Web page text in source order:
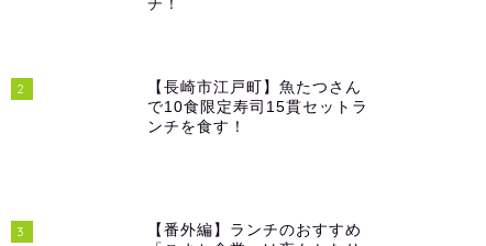
チ！
2
【長崎市江戸町】魚たつさん
で10食限定寿司15貫セットラ
ンチを食す！
3
【番外編】ランチのおすすめ